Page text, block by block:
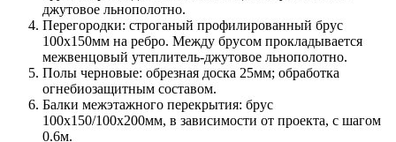
джутовое льнополотно.
Перегородки: строганый профилированный брус
100х150мм на ребро. Между брусом прокладывается
межвенцовый утеплитель-джутовое льнополотно.
Полы черновые: обрезная доска 25мм; обработка
огнебиозащитным составом.
Балки межэтажного перекрытия: брус
100х150/100х200мм, в зависимости от проекта, с шагом
0.6м.